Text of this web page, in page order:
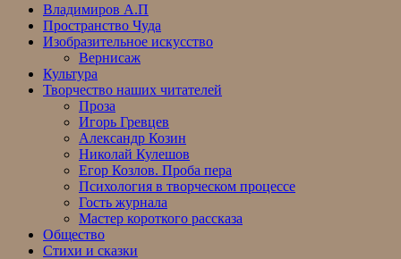
Владимиров А.П
Пространство Чуда
Изобразительное искусство
Вернисаж
Культура
Творчество наших читателей
Проза
Игорь Гревцев
Александр Козин
Николай Кулешов
Егор Козлов. Проба пера
Психология в творческом процессе
Гость журнала
Мастер короткого рассказа
Общество
Стихи и сказки